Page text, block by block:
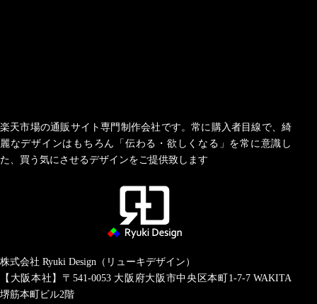
楽天市場の通販サイト専門制作会社です。常に購入者目線で、綺
麗なデザインはもちろん「伝わる・欲しくなる」を常に意識し
た、買う気にさせるデザインをご提供致します
株式会社 Ryuki Design（リューキデザイン）
【大阪本社】〒541-0053大阪府大阪市中央区本町1-7-7 WAKITA
堺筋本町ビル2階